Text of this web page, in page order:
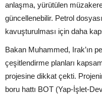
anlaşma, yürütülen
güncellenebilir. Petrol
kavuşturulması için daha
Bakan Muhammed, Irak’ın
çeşitlendirme planları
projesine dikkat çekti.
boru hattı BOT (Yap-İşlet-